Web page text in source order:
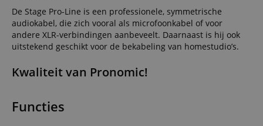
De Stage Pro-Line is een professionele, symmetrische
audiokabel, die zich vooral als microfoonkabel of voor
andere XLR-verbindingen aanbeveelt. Daarnaast is hij ook
uitstekend geschikt voor de bekabeling van homestudio’s.
Kwaliteit van Pronomic!
Functies